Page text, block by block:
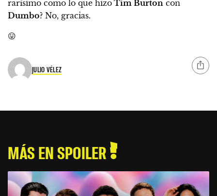
rarísimo como lo que hizo Tim Burton con
Dumbo? No, gracias.
😛
JULIO VÉLEZ
MÁS EN SPOILER